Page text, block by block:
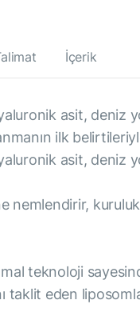
İçerik
asit, deniz
ilk
asit, deniz
nemlendirir,
teknoloji
taklit eden